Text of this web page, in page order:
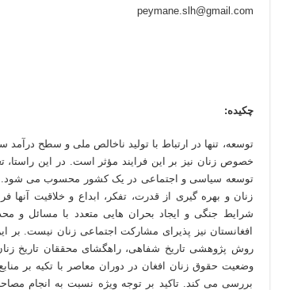
peymane.slh@gmail.com
چکیده‏:
توسعه، تنها در ارتباط با تولید ناخالص ملی و سطح
خصوص زنان نیز بر این فرایند مؤثر است. در این
توسعه سیاسی و اجتماعی در یک کشور محسوب می شود.
زنان و بهره گیری از قدرت، تفکر، ابداع و خلاقیت آنها
شرایط جنگی و ایجاد بحران هایی متعدد با مسائل و
افغانستان نیز پذیرای مشارکت اجتماعی زنان نیست. بر
روش پژوهشی تاریخ شفاهی، راهگشای محققان تاریخ
وضعیت حقوق زنان افغان در دوران معاصر با تکیه بر
بررسی می کند. تاکید بر توجه ویژه نسبت به انجام